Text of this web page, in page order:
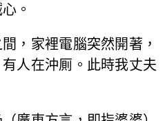
。
，家裡電腦突然開著，
人在沖厠。此時我丈夫